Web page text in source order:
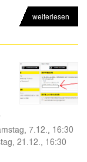
weiterlesen
7.12., 16:30
21.12., 16:30